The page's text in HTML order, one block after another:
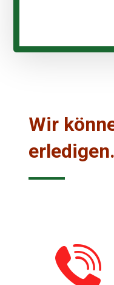
Wir
erledigen.